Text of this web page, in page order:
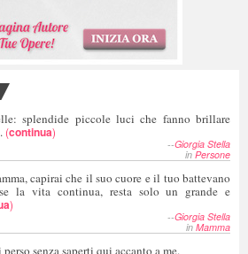
splendide piccole luci che fanno brillare
(continua)
--Giorgia Stella
in Persone
capirai che il suo cuore e il tuo battevano
la vita continua, resta solo un grande e
)
--Giorgia Stella
in Mamma
senza saperti qui accanto a me.